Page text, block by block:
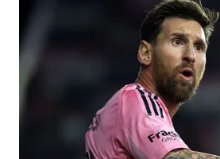
PAKPAK
KARAWANG